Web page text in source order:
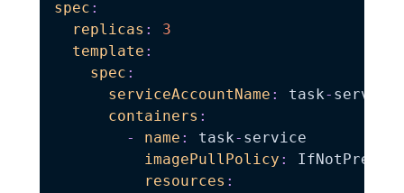
spec :
replicas :
3
template :
spec :
serviceAccountName : task- service
containers :
-
name : task- service
imagePullPolicy :
resources :